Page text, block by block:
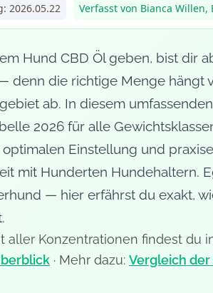
2026.05.22 Verfasst von Bianca Willen,
Hund CBD Öl geben, bist dir
denn die richtige Menge hängt
ab. In diesem
2026 für alle
Einstellung und
mit Hunderten Hundehaltern.
— hier erfährst du exakt,
aller Konzentrationen findest du
· Mehr dazu: Vergleich der